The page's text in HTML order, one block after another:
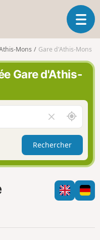
O
u
v
r
a
n
v
g
a
i
o
Mons Gare d'Athis-Mons
Gare d'Athis-
i
d
e
r
l
e
h
A
u
t
u
r
d
e
m
Rechercher